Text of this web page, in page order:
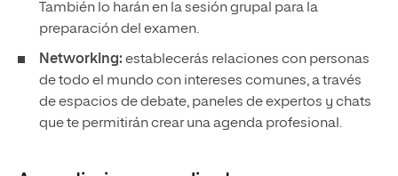
También lo harán en la sesión grupal para la
preparación del examen.
Networking: establecerás relaciones con personas
de todo el mundo con intereses comunes, a través
de espacios de debate, paneles de expertos y chats
que te permitirán crear una agenda profesional.